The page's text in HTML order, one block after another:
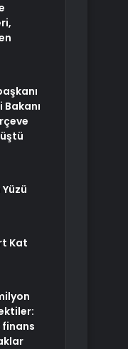
Bakanı
Kat
finans